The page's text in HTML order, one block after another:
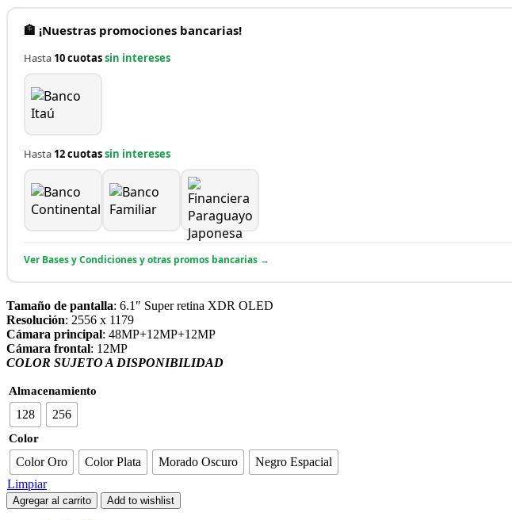
🏦 ¡Nuestras promociones bancarias!
Hasta 10 cuotassin intereses
Hasta 12 cuotassin intereses
Ver Bases y Condiciones y otras promos bancarias →
Tamaño de pantalla: 6.1″ Super retina XDR OLED
Resolución: 2556 x 1179
Cámara principal: 48MP+12MP+12MP
Cámara frontal: 12MP
COLOR SUJETO A DISPONIBILIDAD
Almacenamiento
128 256
Color
Color Oro Color Plata Morado Oscuro
Negro Espacial
Limpiar
Agregar al carrito Add to wishlist